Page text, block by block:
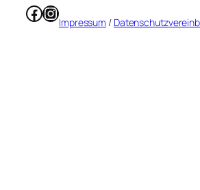
Facebook
Instagram
Impressum /